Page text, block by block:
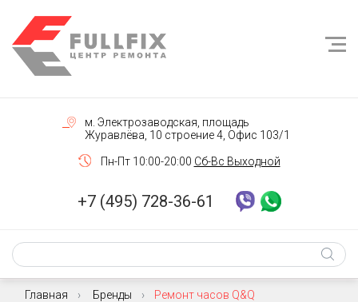
м. Электрозаводская, площадь
Журавлёва, 10 строение 4, Офис 103/1
Пн-Пт 10:00-20:00 Сб-Вс Выходной
+7 (495) 728-36-61
Главная Бренды Ремонт часов Q&Q